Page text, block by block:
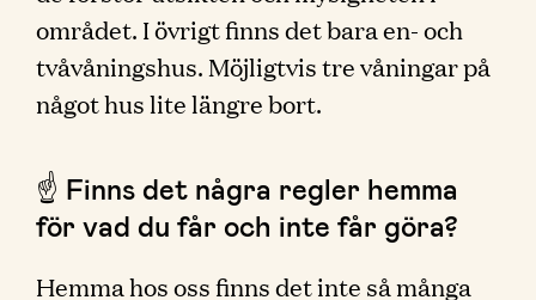
området. I övrigt finns det bara en- och
tvåvåningshus. Möjligtvis tre våningar på
något hus lite längre bort.
☝️ Finns det några regler hemma
för vad du får och inte får göra?
Hemma hos oss finns det inte så många